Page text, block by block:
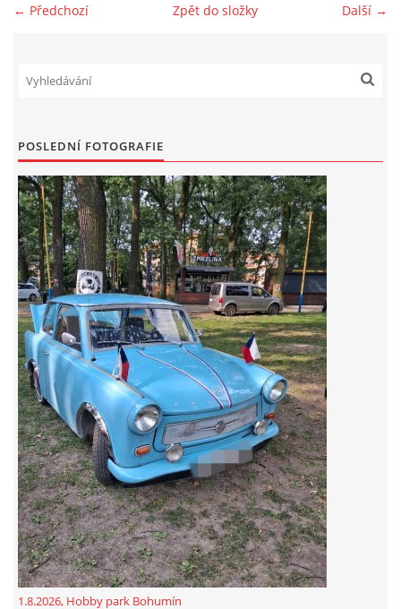
Vývozy a osvědčení
Benzín - Čas bioblaženosti přichází
Moderní nafta
Stanovy Old Fiat Clubu, z. s.
GDPR
oldfiatclub@seznam.cz |RSS
← Předchozí Další →
Zpět do složky
POSLEDNÍ FOTOGRAFIE
1.8.2026, Hobby park Bohumín